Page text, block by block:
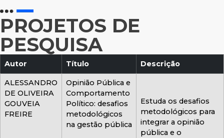
PROJETOS DE
PESQUISA
Autor Título Descrição
ALESSANDRO
DE OLIVEIRA
GOUVEIA
FREIRE
Opinião Pública e
Comportamento
Político: desafios
metodológicos
na gestão pública
Estuda os desafios
metodológicos para
integrar a opinião
pública e o